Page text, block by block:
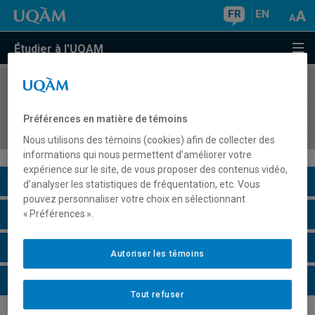
FR EN
Étudier à l'UQAM
COURS//
américaines
Description du cours
Horaire - Été 2026
Horaire - Automne 2026
Horaire - Hiver 2027
Préférences en matière de témoins
Nous utilisons des témoins (cookies) afin de collecter des
informations qui nous permettent d’améliorer votre
expérience sur le site, de vous proposer des contenus vidéo,
d’analyser les statistiques de fréquentation, etc. Vous
pouvez personnaliser votre choix en sélectionnant
« Préférences ».
Tout refuser
Autoriser les témoins